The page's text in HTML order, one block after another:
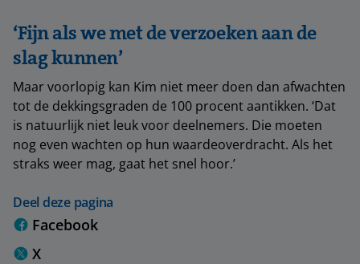
‘Fijn als we met de verzoeken aan de
slag kunnen’
Maar voorlopig kan Kim niet meer doen dan afwachten
tot de dekkingsgraden de 100 procent aantikken. ‘Dat
is natuurlijk niet leuk voor deelnemers. Die moeten
nog even wachten op hun waardeoverdracht. Als het
straks weer mag, gaat het snel hoor.’
Deel deze pagina
Facebook
X